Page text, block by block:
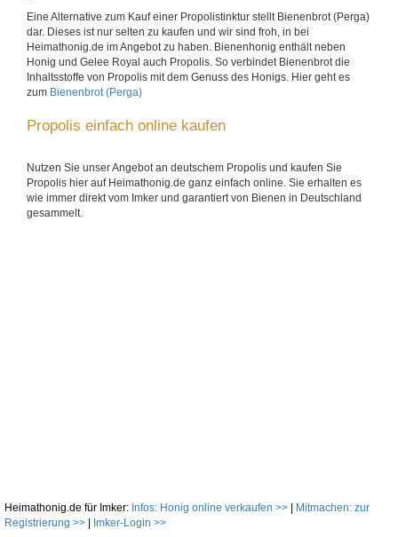
Eine Alternative zum Kauf einer Propolistinktur stellt Bienenbrot (Perga)
dar. Dieses ist nur selten zu kaufen und wir sind froh, in bei
Heimathonig.de im Angebot zu haben. Bienenhonig enthält neben
Honig und Gelee Royal auch Propolis. So verbindet Bienenbrot die
Inhaltsstoffe von Propolis mit dem Genuss des Honigs. Hier geht es
zum Bienenbrot (Perga)
Propolis einfach online kaufen
Nutzen Sie unser Angebot an deutschem Propolis und kaufen Sie
Propolis hier auf Heimathonig.de ganz einfach online. Sie erhalten es
wie immer direkt vom Imker und garantiert von Bienen in Deutschland
gesammelt.
Heimathonig.de für Imker: Infos: Honig online verkaufen >>
Mitmachen: zur
Registrierung >>
Imker-Login >>